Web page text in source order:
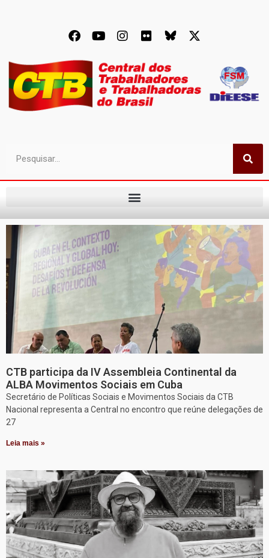
CTB participa da IV Assembleia Continental da
ALBA Movimentos Sociais em Cuba
Secretário de Políticas Sociais e Movimentos Sociais da CTB
Nacional representa a Central no encontro que reúne delegações de
27
Leia mais »